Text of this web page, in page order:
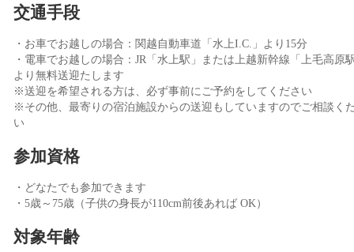
交通手段
・お車でお越しの場合：関越自動車道「水上I.C.」より15分
・電車でお越しの場合：JR「水上駅」または上越新幹線「上毛高原
より無料送迎たします
※送迎を希望される方は、必ず事前にご予約をしてください
※その他、最寄りの宿泊施設からの送迎もしていますのでご相談く
い
参加資格
・どなたでも参加できます
・5歳～75歳（子供の身長が110cm前後あれば OK）
対象年齢